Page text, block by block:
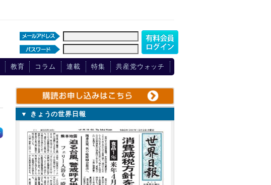
教育 コラム 連載 特集 共産党ウォッチ
▼ きょうの世界日報